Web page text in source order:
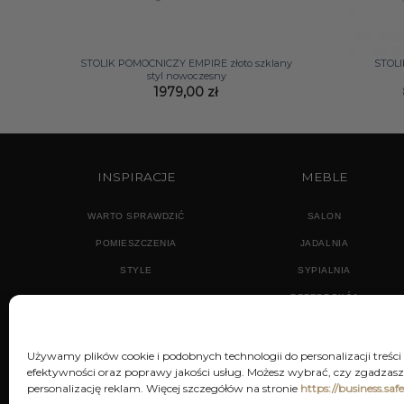
Używamy plików cookie i podobnych technologii do personalizacji
efektywności oraz poprawy jakości usług. Możesz wybrać, czy
personalizację reklam. Więcej szczegółów na stronie https://
STOLIK POMOCNICZY EMPIRE złoto szklany
styl nowoczesny
1979,00 zł
INSPIRACJE
WARTO SPRAWDZIĆ
POMIESZCZENIA
STYLE
MEBLE
SALON
JADALNIA
SYPIALNIA
PRZEDPOKÓJ